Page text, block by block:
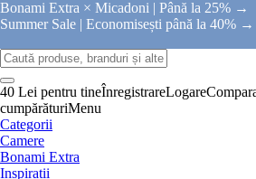
Bonami Extra × Micadoni | Până la 25% →
Summer Sale | Economisești până la 40% →
40 Lei pentru tineÎnregistrareLogare
cumpărăturiMenu
Categorii
Camere
Bonami Extra
Inspiratii